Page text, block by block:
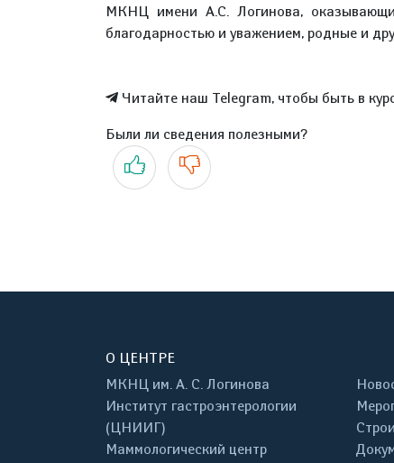
МКНЦ имени А.С. Логинова,
благодарностью и уважением, родные и
Читайте наш Telegram, чтобы быть в
Были ли сведения полезными?
Да Нет
О ЦЕНТРЕ
МКНЦ им. А. С. Логинова
Институт гастроэнтерологии
(ЦНИИГ)
Маммологический центр